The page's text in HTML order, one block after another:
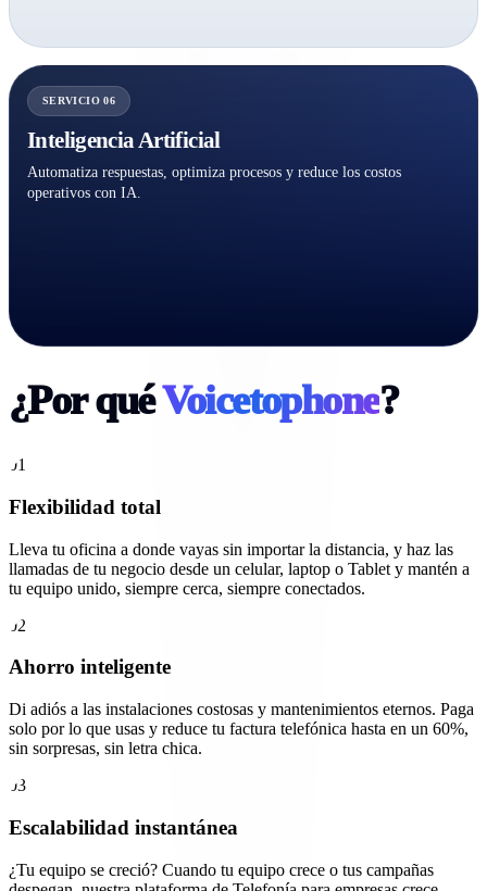
SERVICIO 06
Inteligencia Artificial
Automatiza respuestas, optimiza procesos y reduce los costos
operativos con IA.
¿Por quéVoicetophone?
01
Flexibilidad total
Lleva tu oficina a donde vayas sin importar la distancia, y haz las
llamadas de tu negocio desde un celular, laptop o Tablet y mantén a
tu equipo unido, siempre cerca, siempre conectados.
02
Ahorro inteligente
Di adiós a las instalaciones costosas y mantenimientos eternos. Paga
solo por lo que usas y reduce tu factura telefónica hasta en un 60%,
sin sorpresas, sin letra chica.
03
Escalabilidad instantánea
¿Tu equipo se creció? Cuando tu equipo crece o tus campañas